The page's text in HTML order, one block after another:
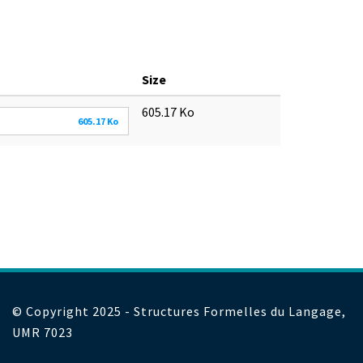
Size
605.17 Ko
605.17 Ko
© Copyright 2025 - Structures Formelles du Langage,
UMR 7023